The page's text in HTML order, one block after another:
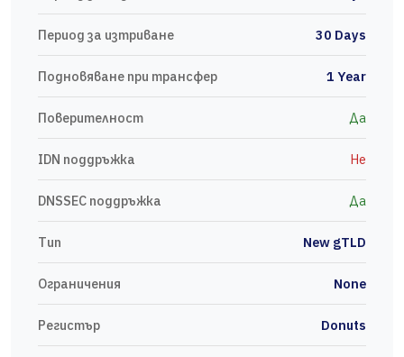
Период за изтриване 30 Days
Подновяване при трансфер 1 Year
Поверителност Да
IDN поддръжка Не
DNSSEC поддръжка Да
Тип New gTLD
Ограничения None
Регистър Donuts